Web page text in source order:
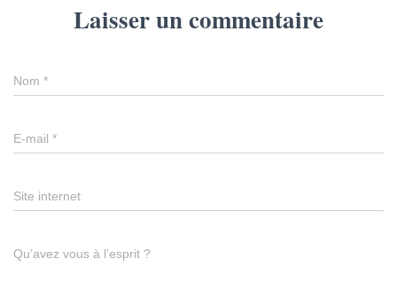
Laisser un commentaire
Nom *
E-mail *
Site internet
Qu’avez vous à l’esprit ?